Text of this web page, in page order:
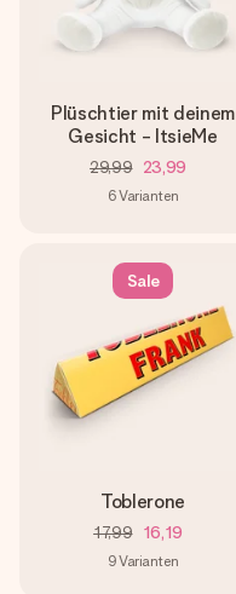
Plüschtier mit deinem
Gesicht - ItsieMe
29,99 23,99
6Varianten
Sale
Toblerone
17,99 16,19
9Varianten